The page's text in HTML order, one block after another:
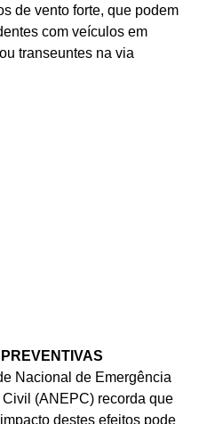
de vento forte, que podem
com veículos em
transeuntes na via
Nacional de Emergência
(ANEPC) recorda que
destes efeitos pode